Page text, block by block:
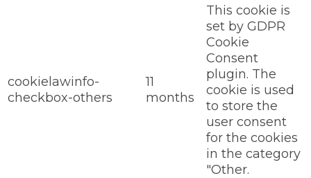
cookielawinfo-
checkbox-others
11
months
This cookie is
set by GDPR
Cookie
Consent
plugin. The
cookie is used
to store the
user consent
for the cookies
in the category
"Other.